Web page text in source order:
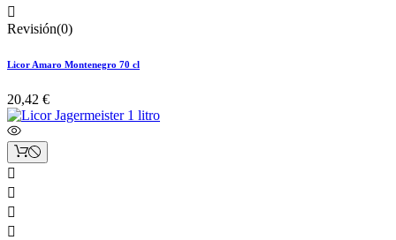

Revisión(0)
Licor Amaro Montenegro 70 cl
20,42 €



